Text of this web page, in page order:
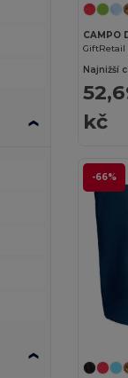
GiftRetail
Najnižší
kč
-66%